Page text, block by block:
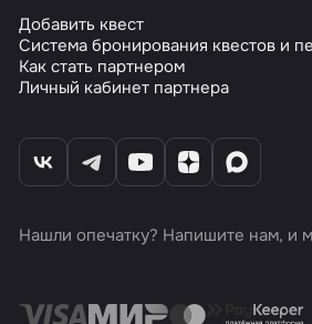
Добавить квест
Система бронирования квестов и
Как стать партнером
Личный кабинет партнера
Нашли опечатку? Напишите нам, и